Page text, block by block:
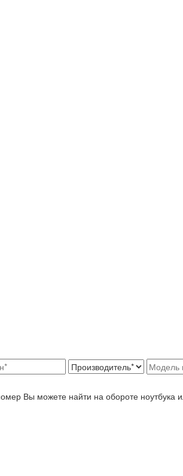
Вы можете найти на обороте ноутбука